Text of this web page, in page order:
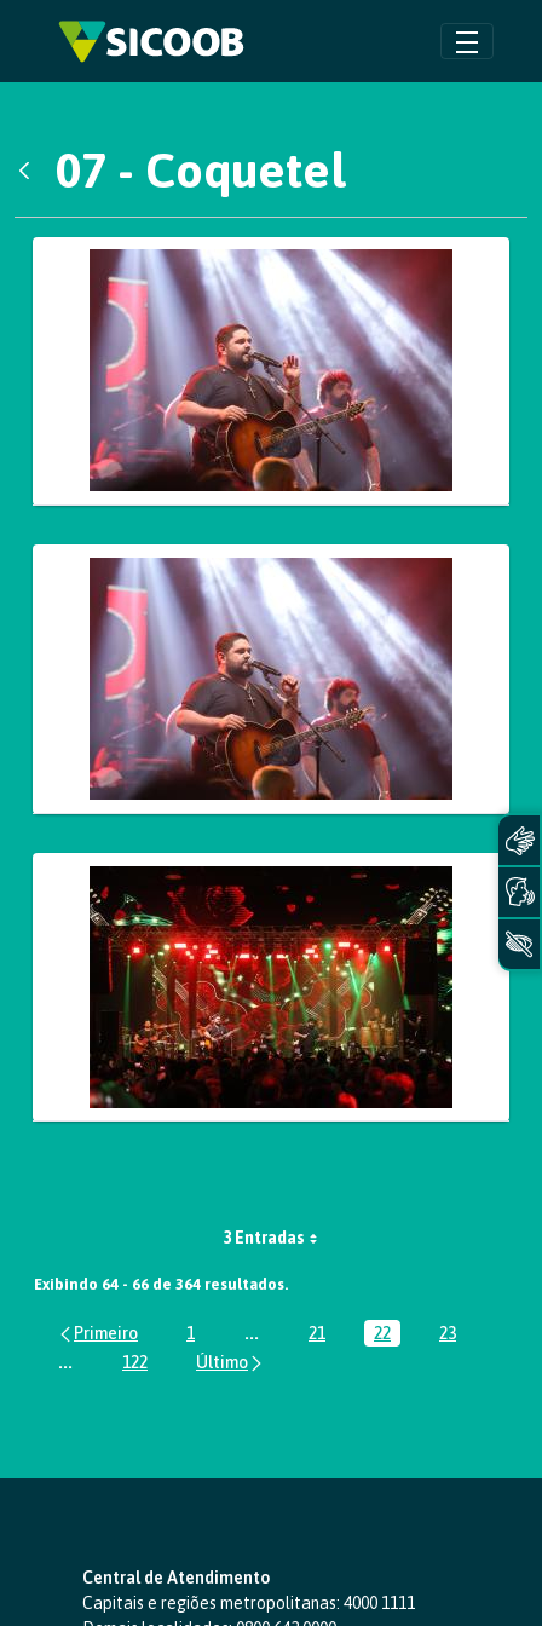
Pular para o Conteúdo principal
07 - Coquetel
Galeria de Mídias
3 Entradas
Exibindo 64 - 66 de 364 resultados.
Página
1 ...Páginas intermediárias Usar ABA
Página
21 Página
22 Página
23
...Páginas intermediárias Usar ABA para navegar.
Página
122
Central de Atendimento
Capitais e regiões metropolitanas: 4000 1111